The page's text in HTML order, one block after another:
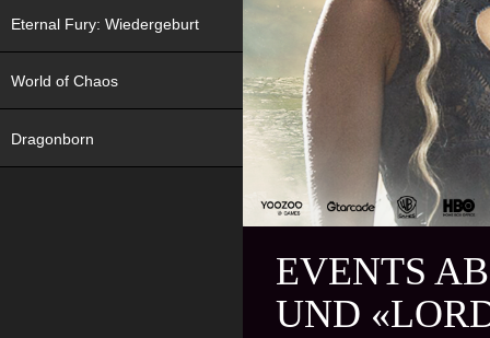
EVENTS AB
ND «LORD
Eternal Fury: Wiedergeburt
World of Chaos
Dragonborn